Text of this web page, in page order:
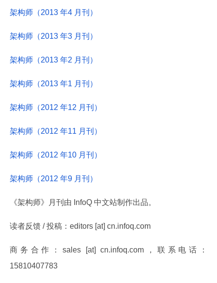
架构师（2013 年4 月刊）
架构师（2013 年3 月刊）
架构师（2013 年2 月刊）
架构师（2013 年1 月刊）
架构师（2012 年12 月刊）
架构师（2012 年11 月刊）
架构师（2012 年10 月刊）
架构师（2012 年9 月刊）
《架构师》月刊由 InfoQ 中文站制作出品。
读者反馈 / 投稿：editors [at] cn.infoq.com
商务合作：sales [at] cn.infoq.com，联系电话：
15810407783